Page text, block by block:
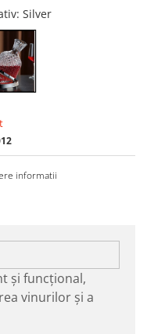
: Silver
informatii
și funcțional,
vinurilor și a